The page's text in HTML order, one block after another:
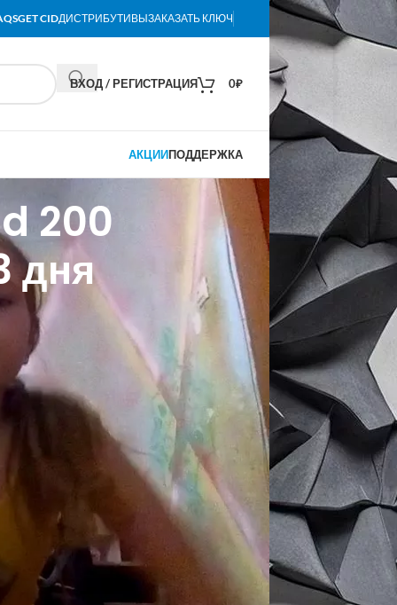
GET CIDДИСТРИБУТИВЫЗАКАЗАТЬ КЛЮЧ
ВХОД / РЕГИСТРАЦИЯ 0₽
АКЦИИПОДДЕРЖКА
200
дня
времени. Не откладывайте
в октябре этого года в Moscone
изменить индустрию, сейчас
от неизвестности к
проекты вживую перед ведущими
$100,000 безвозмездного
клиентов и открыть двери для
Battlefield в совокупности
такими компаниями, как
Dropbox, Discord, Mint, Fitbit и
выделяться стало как